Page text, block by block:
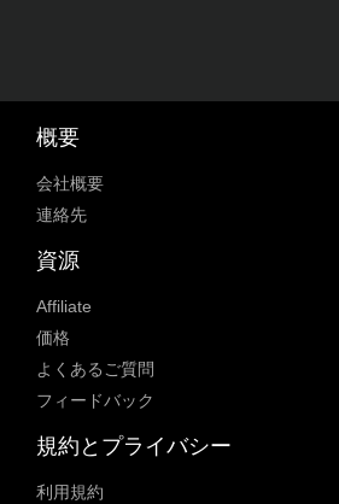
概要
会社概要
連絡先
資源
Affiliate
価格
よくあるご質問
フィードバック
規約とプライバシー
利用規約